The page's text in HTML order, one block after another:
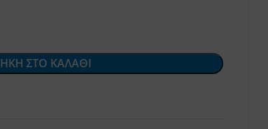
ΣΤΟ ΚΑΛΑΘΙ